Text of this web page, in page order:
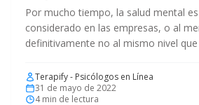
Por mucho tiempo, la salud mental
considerado en las empresas, o al
definitivamente no al mismo nivel
Terapify - Psicólogos en Línea
31 de mayo de 2022
4min de lectura